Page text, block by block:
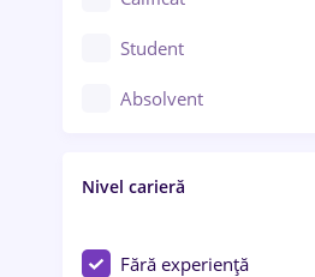
Construcții / Instalații
Controlul calității
Educație / Training / Arte
Student
Absolvent
Nivel carieră
Fără experiență